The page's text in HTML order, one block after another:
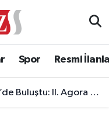
Spor Resmi
Bestecilik Kampı Başladı